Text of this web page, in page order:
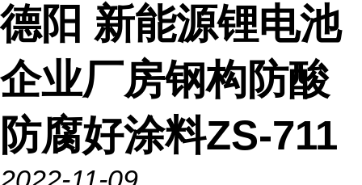
德阳 新能源锂电池
企业厂房钢构防酸
防腐好涂料ZS-711